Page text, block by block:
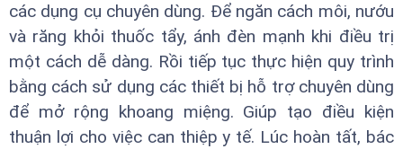
các dụng cụ chuyên dùng. Để ngăn cách môi, nướu
và răng khỏi thuốc tẩy, ánh đèn mạnh khi điều trị
một cách dễ dàng. Rồi tiếp tục thực hiện quy trình
bằng cách sử dụng các thiết bị hỗ trợ chuyên dùng
để mở rộng khoang miệng. Giúp tạo điều kiện
thuận lợi cho việc can thiệp y tế. Lúc hoàn tất, bác